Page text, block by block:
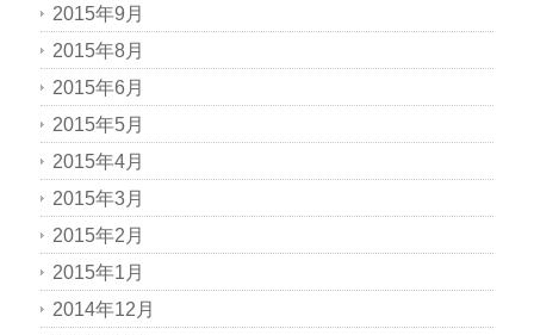
2015年9月
2015年8月
2015年6月
2015年5月
2015年4月
2015年3月
2015年2月
2015年1月
2014年12月